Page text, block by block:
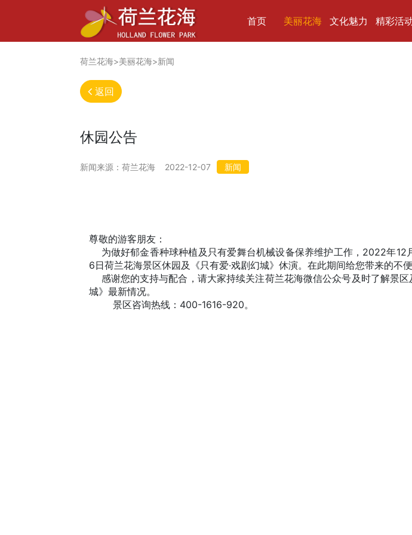
首页 美丽花海 文化魅力 精彩活
荷兰花海>美丽花海>新闻
返回
休园公告
新闻来源：荷兰花海 2022-12-07 新闻
尊敬的游客朋友：
6日荷兰花海景区休园及《只有爱·戏剧幻城》休演。在此期间给您带来的不
城》最新情况。
景区咨询热线：400-1616-920。